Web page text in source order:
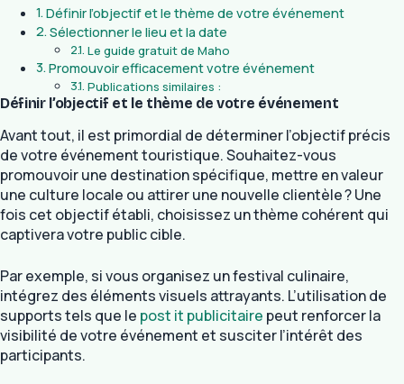
Définir l’objectif et le thème de votre événement
Sélectionner le lieu et la date
Le guide gratuit de Maho
Promouvoir efficacement votre événement
Publications similaires :
Définir l’objectif et le thème de votre événement
Avant tout, il est primordial de déterminer l’objectif précis
de votre événement touristique. Souhaitez-vous
promouvoir une destination spécifique, mettre en valeur
une culture locale ou attirer une nouvelle clientèle ? Une
fois cet objectif établi, choisissez un thème cohérent qui
captivera votre public cible.
Par exemple, si vous organisez un festival culinaire,
intégrez des éléments visuels attrayants. L’utilisation de
supports tels que le post it publicitaire peut renforcer la
visibilité de votre événement et susciter l’intérêt des
participants.